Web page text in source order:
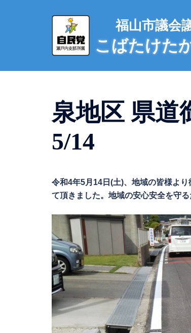
へ
福山市議会
こばたけた
泉地区 県道
5/14
令和4年5月14日(土)、地域の皆様よ
て頂きました。地域の安心安全を守